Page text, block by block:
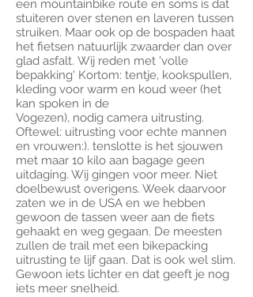
een mountainbike route en soms is dat
stuiteren over stenen en laveren tussen
struiken. Maar ook op de bospaden haat
het fietsen natuurlijk zwaarder dan over
glad asfalt. Wij reden met 'volle
bepakking' Kortom: tentje, kookspullen,
kleding voor warm en koud weer (het
kan spoken in de
Vogezen), nodig camera uitrusting.
Oftewel: uitrusting voor echte mannen
en vrouwen:). tenslotte is het sjouwen
met maar 10 kilo aan bagage geen
uitdaging. Wij gingen voor meer. Niet
doelbewust overigens. Week daarvoor
zaten we in de USA en we hebben
gewoon de tassen weer aan de fiets
gehaakt en weg gegaan. De meesten
zullen de trail met een bikepacking
uitrusting te lijf gaan. Dat is ook wel slim.
Gewoon iets lichter en dat geeft je nog
iets meer snelheid.